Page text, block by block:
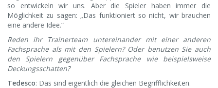
so entwickeln wir uns. Aber die Spieler haben immer die
Möglichkeit zu sagen: „Das funktioniert so nicht, wir brauchen
eine andere Idee.“
Reden ihr Trainerteam untereinander mit einer anderen
Fachsprache als mit den Spielern? Oder benutzen Sie auch
den Spielern gegenüber Fachsprache wie beispielsweise
Deckungsschatten?
Tedesco: Das sind eigentlich die gleichen Begrifflichkeiten.